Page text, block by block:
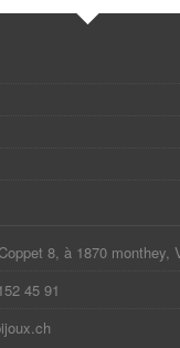
8, à 1870 monthey,
45 91